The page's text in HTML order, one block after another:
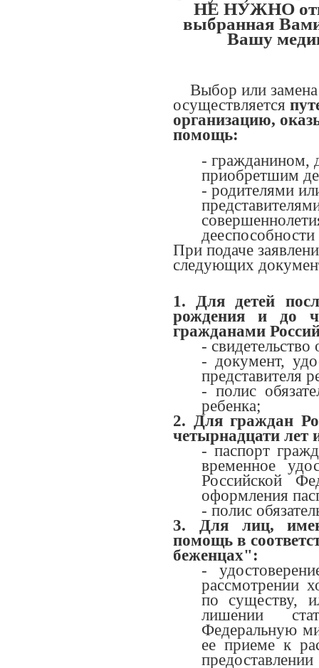
НЕ НУЖНО
выбранная
Вашу
Выбор или
осуществляется
организацию,
помощь:
- гражданином,
приобретшим
- родителями
При подаче
следующих
1. Для детей
рождения и до
гражданами
-
- документ,
представителя
- полис
ребенка;
2. Для граждан
четырнадцати лет
- паспорт
временное
Российской
оформления
- полис
3. Для лиц,
помощь в
беженцах":
-
рассмотрении
по существу,
лишении
Федеральную
ее приеме к